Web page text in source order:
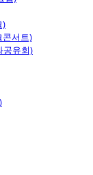
)
콘서트)
공유회)